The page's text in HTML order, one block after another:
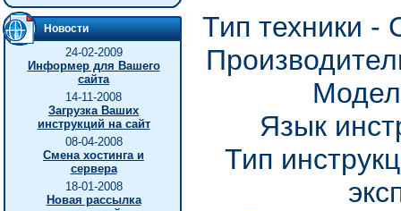
Новости
24-02-2009
Информер для Вашего
сайта
14-11-2008
Загрузка Ваших
инструкций на сайт
08-04-2008
Смена хостинга и
сервера
18-01-2008
Новая рассылка
Тип техники
Язык
Тип